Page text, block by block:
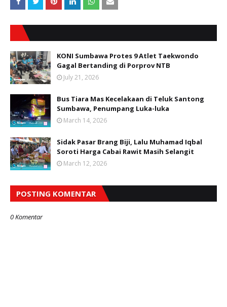
KONI Sumbawa Protes 9 Atlet Taekwondo
Gagal Bertanding di Porprov NTB
July 21, 2026
Bus Tiara Mas Kecelakaan di Teluk Santong
Sumbawa, Penumpang Luka-luka
March 14, 2026
Sidak Pasar Brang Biji, Lalu Muhamad Iqbal
Soroti Harga Cabai Rawit Masih Selangit
March 12, 2026
POSTING KOMENTAR
0 Komentar